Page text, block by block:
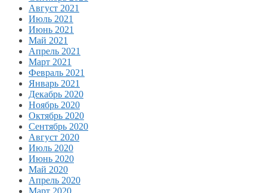
Август 2021
Июль 2021
Июнь 2021
Май 2021
Апрель 2021
Март 2021
Февраль 2021
Январь 2021
Декабрь 2020
Ноябрь 2020
Октябрь 2020
Сентябрь 2020
Август 2020
Июль 2020
Июнь 2020
Май 2020
Апрель 2020
Март 2020